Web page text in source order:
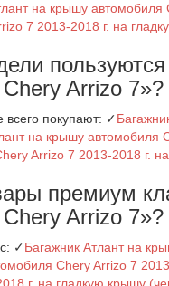
на крышу автомобиля
7 2013-2018 г. на
Arrizo 7»?
всего покупают: ✓
на крышу автомобиля
Arrizo 7 2013-2018 г.
премиум
Arrizo 7»?
✓Багажник Атлант на
Chery Arrizo 7